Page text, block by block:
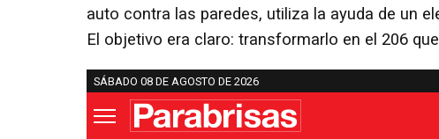
auto contra las paredes, utiliza la ayuda de un
El objetivo era claro: transformarlo en el 206